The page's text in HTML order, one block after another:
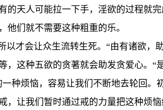
的天人可能拉一下手，淫欲的过程就
们就不需要这种粗重的乐。
才会让众生流转生死。“由有诸欲，
这种五欲的贪著就会助发贪爱心。“
种烦恼，容易让我们不断地去轮回。
，让我们暂时通过戒的力量把这种烦